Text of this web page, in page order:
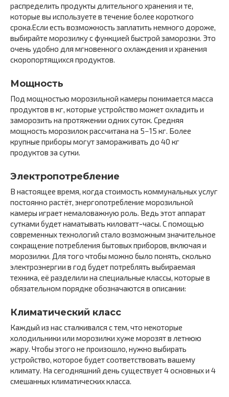
распределить продукты длительного хранения и те,
которые вы используете в течение более короткого
срока.Если есть возможность заплатить немного дороже,
выбирайте морозилку с функцией быстрой заморозки. Это
очень удобно для мгновенного охлаждения и хранения
скоропортящихся продуктов.
Мощность
Под мощностью морозильной камеры понимается масса
продуктов в кг, которые устройство может охладить и
заморозить на протяжении одних суток. Средняя
мощность морозилок рассчитана на 5−15 кг. Более
крупные приборы могут замораживать до 40 кг
продуктов за сутки.
Электропотребление
В настоящее время, когда стоимость коммунальных услуг
постоянно растёт, энергопотребление морозильной
камеры играет немаловажную роль. Ведь этот аппарат
сутками будет наматывать киловатт-часы. С помощью
современных технологий стало возможным значительное
сокращение потребления бытовых приборов, включая и
морозилки. Для того чтобы можно было понять, сколько
электроэнергии в год будет потреблять выбираемая
техника, её разделили на специальные классы, которые в
обязательном порядке обозначаются в описании:
Климатический класс
Каждый из нас сталкивался с тем, что некоторые
холодильники или морозилки хуже морозят в летнюю
жару. Чтобы этого не произошло, нужно выбирать
устройство, которое будет соответствовать вашему
климату. На сегодняшний день существует 4 основных и 4
смешанных климатических класса.